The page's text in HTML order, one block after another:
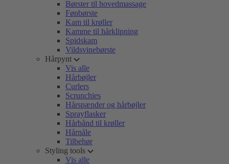
Børster til hovedmassage
Fønbørste
Kam til krøller
Kamme til hårklipning
Spidskam
Vildsvinebørste
Hårpynt
Vis alle
Hårbøjler
Curlers
Scrunchies
Hårspænder og hårbøjler
Sprayflasker
Hårbånd til krøller
Hårnåle
Tilbehør
Styling tools
Vis alle